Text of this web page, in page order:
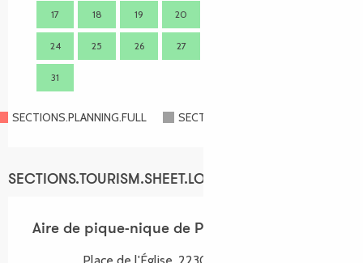
17 18 19 20
24 25 26 27
31
SECTIONS.PLANNING.FULL SECTIONS.PLANNING.CLOSED
SECTIONS.TOURISM.SHEET.LOCATION
Aire de pique-nique de Ploumilliau